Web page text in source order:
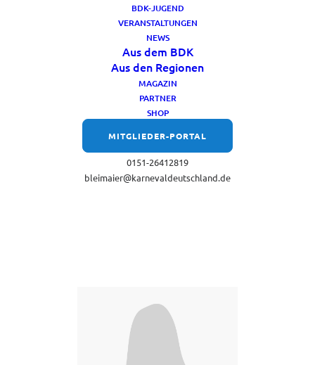
BDK-JUGEND
VERANSTALTUNGEN
NEWS
Aus dem BDK
Aus den Regionen
MAGAZIN
PARTNER
SHOP
MITGLIEDER-PORTAL
Gerald Bleimaier
Fachbereichsleiter
0151-26412819
bleimaier@karnevaldeutschland.de